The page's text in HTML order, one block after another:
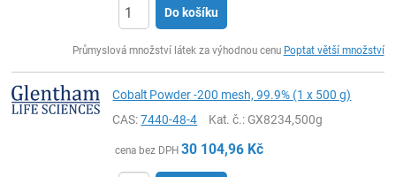
Do košíku
Průmyslová množství látek za výhodnou cenu Poptat větší množství
Cobalt Powder -200 mesh, 99.9% (1 x 500 g)
CAS:7440-48-4 Kat. č.: GX8234,500g
cena bez DPH 30 104,96 Kč